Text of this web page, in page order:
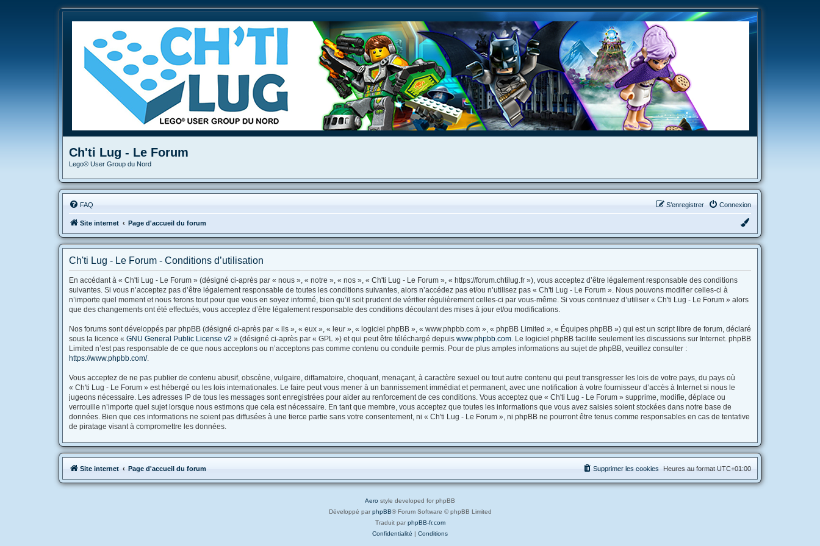
Ch'ti Lug - Le Forum
Lego® User Group du Nord
FAQ Connexion
S’enregistrer
Site internet Page d'accueil du forum
Ch'ti Lug - Le Forum - Conditions d’utilisation
En accédant à « Ch'ti Lug - Le Forum » (désigné ci-après par « nous », « notre », « nos », « Ch'ti Lug - Le Forum », « https://forum.chtilug.fr »), vous acceptez d’être légalement responsable des conditions
suivantes. Si vous n’acceptez pas d’être légalement responsable de toutes les conditions suivantes, alors n’accédez pas et/ou n’utilisez pas « Ch'ti Lug - Le Forum ». Nous pouvons modifier celles-ci à
n’importe quel moment et nous ferons tout pour que vous en soyez informé, bien qu’il soit prudent de vérifier régulièrement celles-ci par vous-même. Si vous continuez d’utiliser « Ch'ti Lug - Le Forum » alors
que des changements ont été effectués, vous acceptez d’être légalement responsable des conditions découlant des mises à jour et/ou modifications.
Nos forums sont développés par phpBB (désigné ci-après par « ils », « eux », « leur », « logiciel phpBB », « www.phpbb.com », « phpBB Limited », « Équipes phpBB ») qui est un script libre de forum, déclaré
sous la licence « GNU General Public License v2 » (désigné ci-après par « GPL ») et qui peut être téléchargé depuis www.phpbb.com . Le logiciel phpBB facilite seulement les discussions sur Internet. phpBB
Limited n’est pas responsable de ce que nous acceptons ou n’acceptons pas comme contenu ou conduite permis. Pour de plus amples informations au sujet de phpBB, veuillez consulter :
https://www.phpbb.com/.
Vous acceptez de ne pas publier de contenu abusif, obscène, vulgaire, diffamatoire, choquant, menaçant, à caractère sexuel ou tout autre contenu qui peut transgresser les lois de votre pays, du pays où
« Ch'ti Lug - Le Forum » est hébergé ou les lois internationales. Le faire peut vous mener à un bannissement immédiat et permanent, avec une notification à votre fournisseur d’accès à Internet si nous le
jugeons nécessaire. Les adresses IP de tous les messages sont enregistrées pour aider au renforcement de ces conditions. Vous acceptez que « Ch'ti Lug - Le Forum » supprime, modifie, déplace ou
verrouille n’importe quel sujet lorsque nous estimons que cela est nécessaire. En tant que membre, vous acceptez que toutes les informations que vous avez saisies soient stockées dans notre base de
données. Bien que ces informations ne soient pas diffusées à une tierce partie sans votre consentement, ni « Ch'ti Lug - Le Forum », ni phpBB ne pourront être tenus comme responsables en cas de tentative
de piratage visant à compromettre les données.
Site internet Page d'accueil du forum Heures au format UTC+01:00
Supprimer les cookies
Aero style developed for phpBB
Développé par phpBB® Forum Software © phpBB Limited
Traduit par phpBB-fr.com
Confidentialité | Conditions